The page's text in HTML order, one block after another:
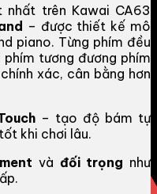
nhất trên Kawai CA63
– được thiết kế mô
piano. Từng phím đều
phím tương đương phím
xác, cân bằng hơn
– tạo độ bám tự
khi chơi lâu.
và đối trọng như